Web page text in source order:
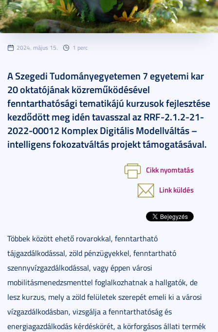
2024. május 15. 1 perc
A Szegedi Tudományegyetemen 7 egyetemi kar
20 oktatójának közreműködésével
fenntarthatósági tematikájú kurzusok fejlesztése
kezdődött meg idén tavasszal az RRF-2.1.2-21-
2022-00012 Komplex Digitális Modellváltás –
intelligens fokozatváltás projekt támogatásával.
Cikk nyomtatás
Link küldés
Többek között ehető rovarokkal, fenntartható
tájgazdálkodással, zöld pénzügyekkel, fenntartható
szennyvízgazdálkodással, vagy éppen városi
mobilitásmenedzsmenttel foglalkozhatnak a hallgatók, de
lesz kurzus, mely a zöld felületek szerepét emeli ki a városi
vízgazdálkodásban, vizsgálja a fenntarthatóság és
energiagazdálkodás kérdéskörét, a körforgásos állati termék